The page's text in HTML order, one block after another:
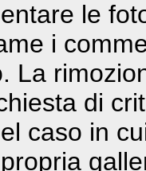
le
i
La
di
caso in